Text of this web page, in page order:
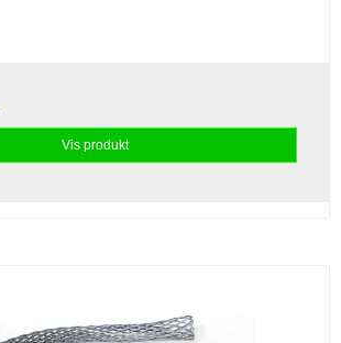
Vis produkt